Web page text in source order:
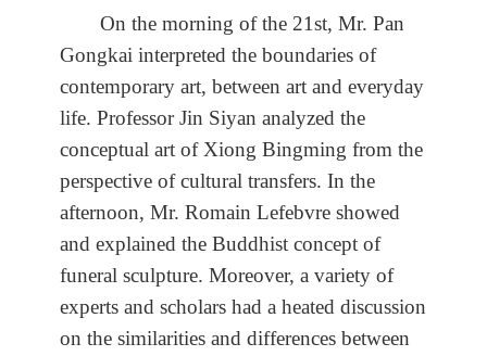
On the morning of the 21st, Mr. Pan
Gongkai interpreted the boundaries of
contemporary art, between art and everyday
life. Professor Jin Siyan analyzed the
conceptual art of Xiong Bingming from the
perspective of cultural transfers. In the
afternoon, Mr. Romain Lefebvre showed
and explained the Buddhist concept of
funeral sculpture. Moreover, a variety of
experts and scholars had a heated discussion
on the similarities and differences between